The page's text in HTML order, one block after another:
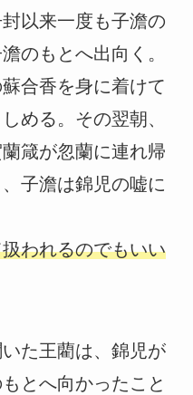
以来一度も子澹の
のもとへ出向く。
合香を身に着けて
める。その翌朝、
箴が忽蘭に連れ帰
子澹は錦児の嘘に
われるのでもいい
た王藺は、錦児が
とへ向かったこと